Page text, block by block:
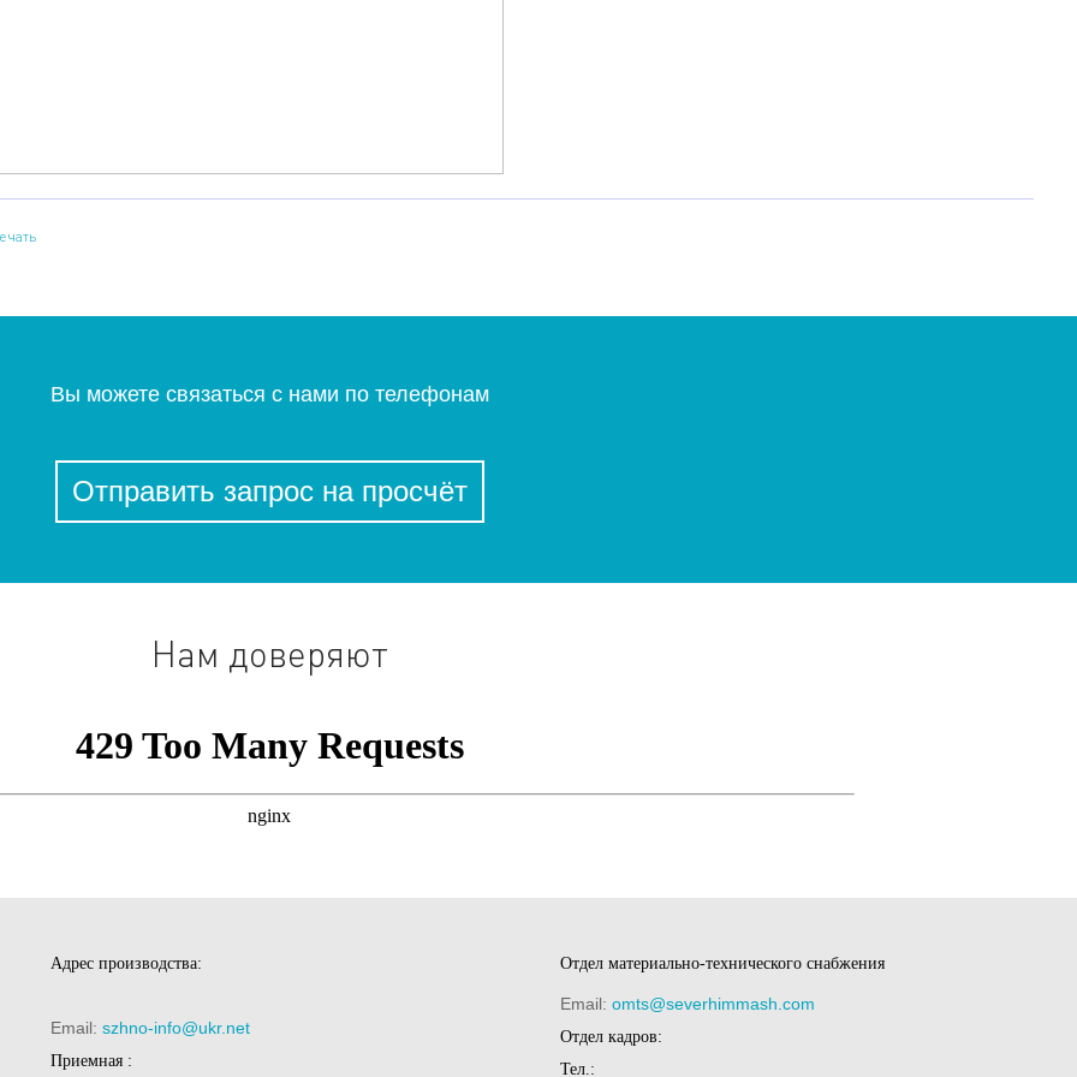
Вы можете связаться с нами по телефонам
Отправить запрос на просчёт
Нам доверяют
Адрес производства:
Email: szhno-info@ukr.net
Приемная :
Отдел материально-технического снабжения
Email: omts@severhimmash.com
Отдел кадров:
Тел.: